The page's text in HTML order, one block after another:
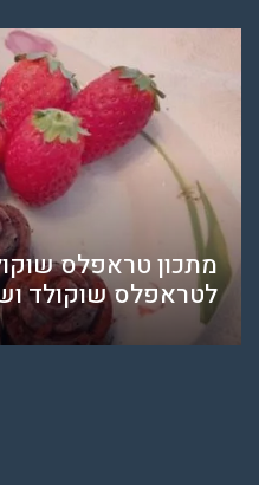
מתכון טראפלס
לטראפלס שוקולד